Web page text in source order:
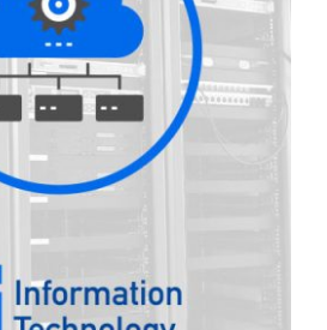
pueden
elegir
en
página